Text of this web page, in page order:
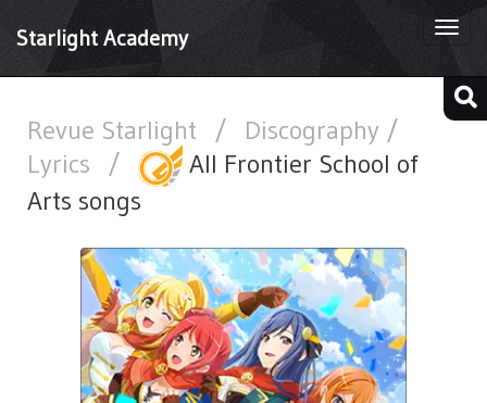
Starlight Academy
Revue Starlight /
Discography /
Lyrics
/
All Frontier School of
Arts songs